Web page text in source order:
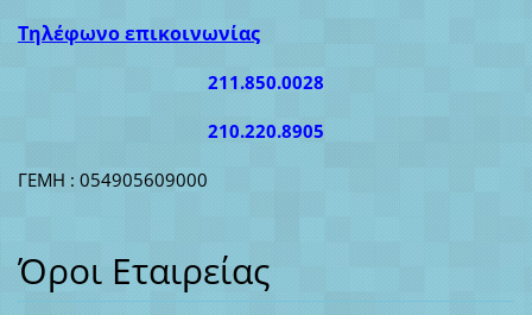
Τηλέφωνο επικοινωνίας
211.850.0028
210.220.8905
ΓΕΜΗ : 054905609000
Όροι Εταιρείας